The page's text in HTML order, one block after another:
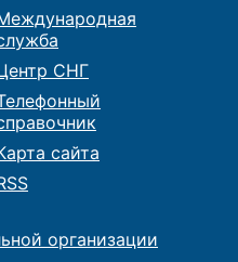
СНГ
сайта
организации